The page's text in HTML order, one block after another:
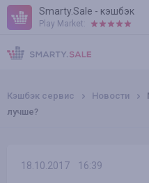
Smarty.Sale - кэшбэк
Play Market:
ПРАВИЛА
ПЛАГИНЫ
Кэшбэк сервис Новости
лучше?
18.10.2017 16:39